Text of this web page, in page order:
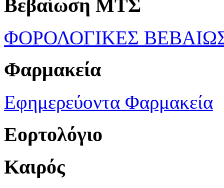
Βεβαίωση ΜΤΣ
ΦΟΡΟΛΟΓΙΚΕΣ
Φαρμακεία
Εφημερεύοντα Φαρμακεία
Εορτολόγιο
Καιρός